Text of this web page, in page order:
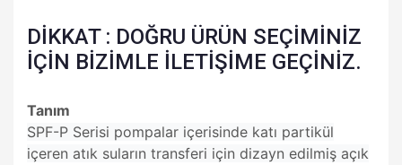
DİKKAT : DOĞRU ÜRÜN SEÇİMİNİZ
İÇİN BİZİMLE İLETİŞİME GEÇİNİZ.
Tanım
SPF-P Serisi pompalar içerisinde katı partikül
içeren atık suların transferi için dizayn edilmiş açık